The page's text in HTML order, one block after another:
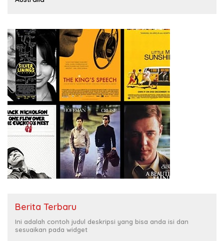
Berita Terbaru
Ini adalah contoh judul deskripsi yang bisa anda isi dan
sesuaikan pada widget